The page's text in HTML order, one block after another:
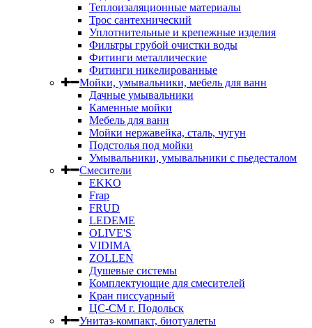
Теплоизаляционные материалы
Трос сантехнический
Уплотнительные и крепежные изделия
Фильтры грубой очистки воды
Фитинги металлические
Фитинги никелированные
Мойки, умывальники, мебель для ванн
Дачные умывальники
Каменные мойки
Мебель для ванн
Мойки нержавейка, сталь, чугун
Подстолья под мойки
Умывальники, умывальники с пьедесталом
Смесители
EKKO
Frap
FRUD
LEDEME
OLIVE'S
VIDIMA
ZOLLEN
Душевые системы
Комплектующие для смесителей
Кран писсуарный
ЦС-СМ г. Подольск
Унитаз-компакт, биотуалеты